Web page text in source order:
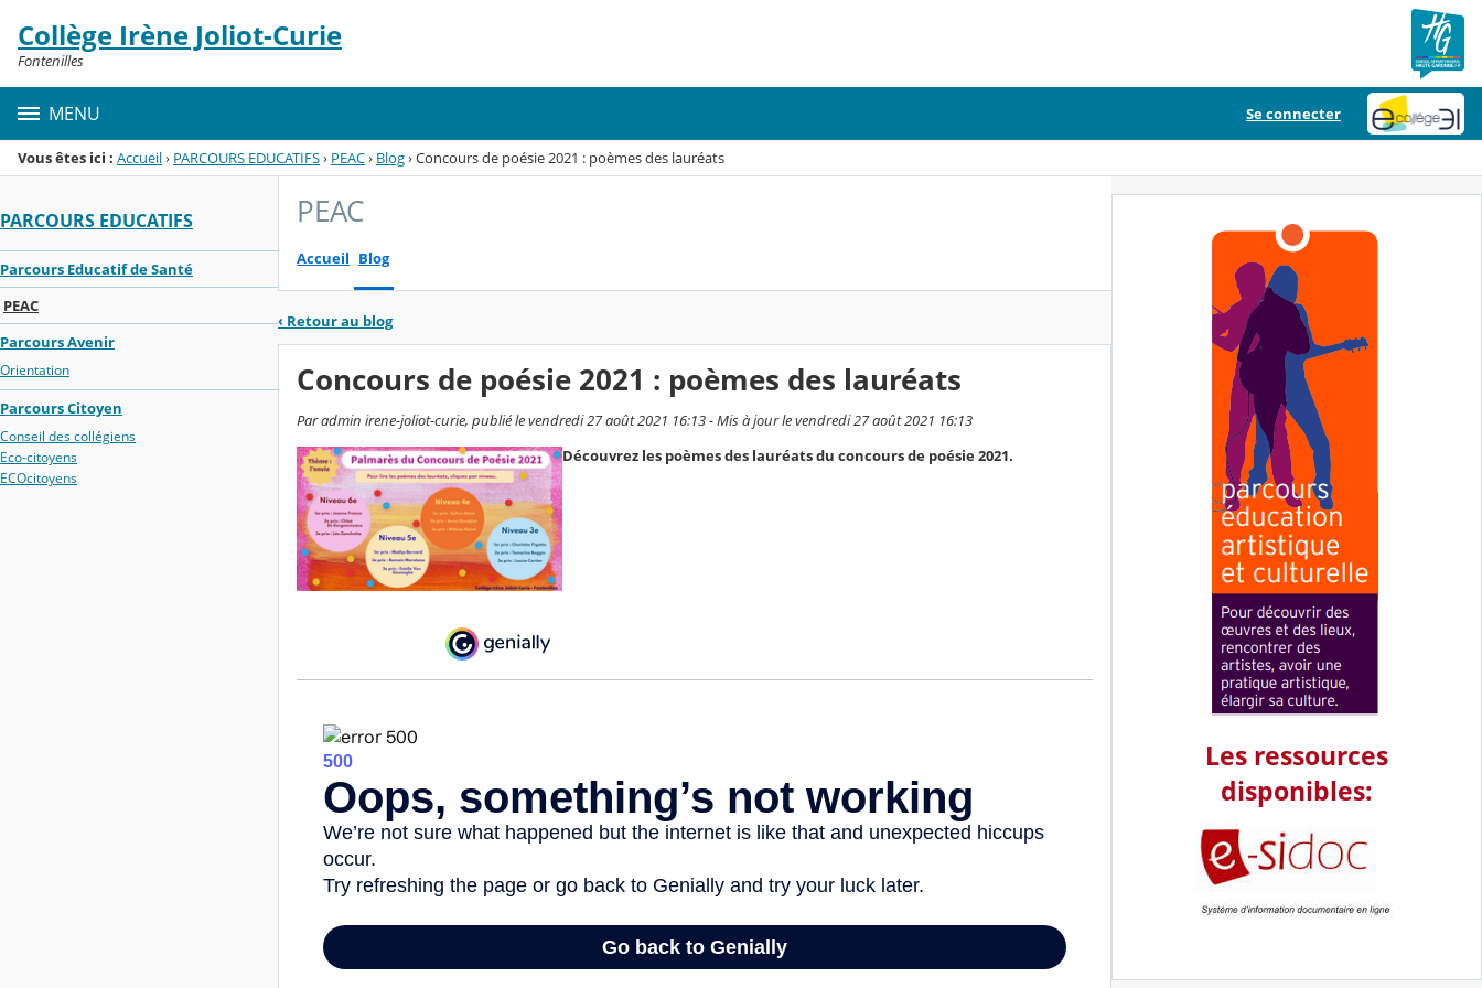
Menu de la rubrique
Contenu
Collège Irène Joliot-Curie
Fontenilles
MENU Se connecter
Vous êtes ici : Accueil› PARCOURS EDUCATIFS› PEAC› Blog›Concours de poésie 2021 : poèmes des lauréats
PARCOURS EDUCATIFS
Parcours Educatif de Santé
PEAC
Parcours Avenir
Orientation
Parcours Citoyen
Conseil des collégiens
Eco-citoyens
ECOcitoyens
PEAC
Accueil Blog
‹ Retour au blog
Concours de poésie 2021 : poèmes des lauréats
Par admin irene-joliot-curie, publié le vendredi 27 août 2021 16:13 - Mis à jour le vendredi 27 août 2021 16:13
Découvrez les poèmes des lauréats du concours de poésie 2021.
Les ressources
disponibles: